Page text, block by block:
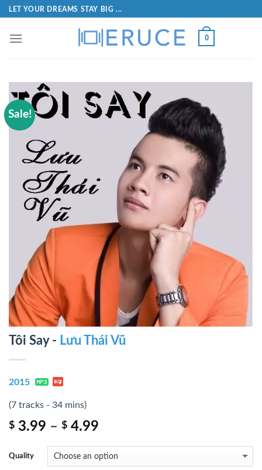
LET YOUR DREAMS STAY BIG ...
0
Sale!
Tôi Say - Lưu Thái Vũ
2015
(7 tracks - 34 mins)
$ 3.99 – $ 4.99
Quality